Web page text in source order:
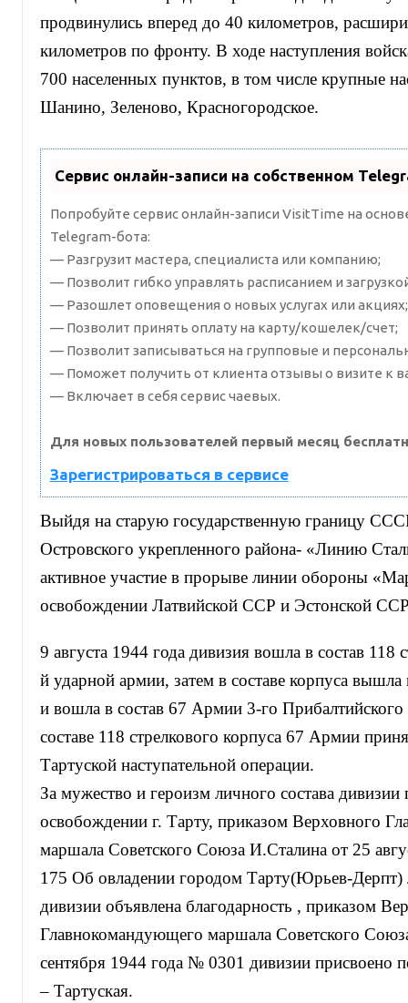
продвинулись вперед до 40 километров,
километров по фронту. В ходе наступления
700 населенных пунктов, в том числе крупные
Шанино, Зеленово, Красногородское.
Сервис онлайн-записи на собственном
Попробуйте сервис онлайн-записи VisitTime на
Telegram-бота:
— Разгрузит мастера, специалиста или компанию;
— Позволит гибко управлять расписанием и
— Разошлет оповещения о новых услугах или акциях;
— Позволит принять оплату на карту/кошелек/счет;
— Позволит записываться на групповые и
— Поможет получить от клиента отзывы о визите к
— Включает в себя сервис чаевых.
Для новых пользователей первый месяц
Зарегистрироваться в сервисе
Выйдя на старую государственную границу
Островского укрепленного района- «Линию
активное участие в прорыве линии обороны
освобождении Латвийской ССР и Эстонской
9 августа 1944 года дивизия вошла в состав 118
й ударной армии, затем в составе корпуса
и вошла в состав 67 Армии 3-го
составе 118 стрелкового корпуса 67 Армии
Тартуской наступательной операции.
За мужество и героизм личного состава
освобождении г. Тарту, приказом Верховного
маршала Советского Союза И.Сталина от 25
175 Об овладении городом Тарту(Юрьев-Дерпт)
дивизии объявлена благодарность , приказом
Главнокомандующего маршала Советского
сентября 1944 года № 0301 дивизии присвоено
– Тартуская.